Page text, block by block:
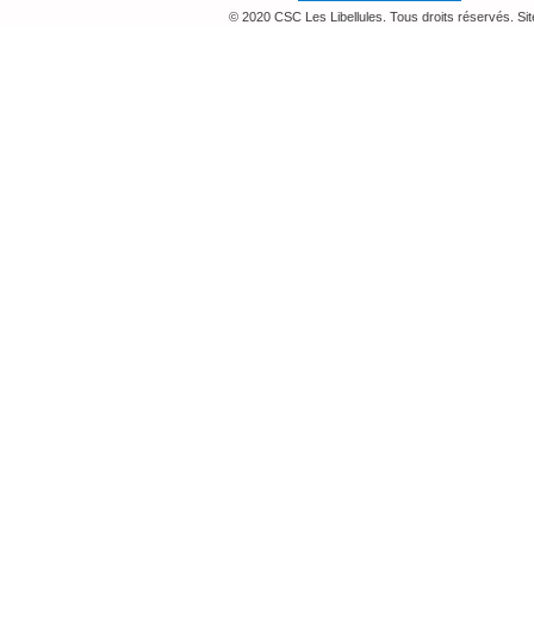
© 2020 CSC Les Libellules. Tous droits réservés.